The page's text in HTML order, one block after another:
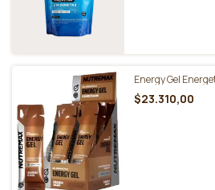
Energy Gel
$23.310,00